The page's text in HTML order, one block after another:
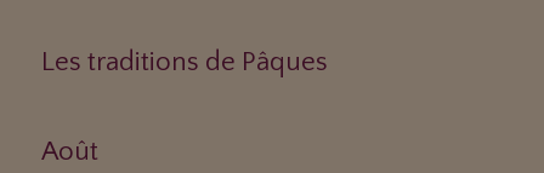
Les traditions de Pâques
Août